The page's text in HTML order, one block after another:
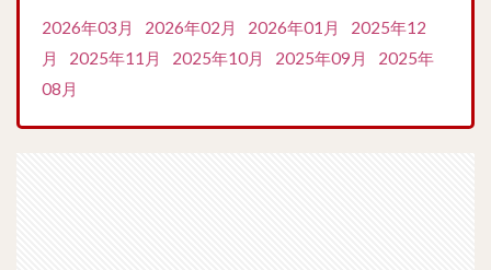
2026年03月 2026年02月 2026年01月
2025年12
月
2025年11月 2025年10月 2025年09月
2025年
08月